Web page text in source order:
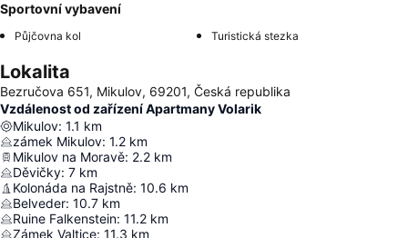
Sportovní vybavení
Půjčovna kol Turistická stezka
Lokalita
Bezručova 651, Mikulov, 69201, Česká republika
Vzdálenost od zařízení Apartmany Volarik
Mikulov: 1.1 km
zámek Mikulov: 1.2 km
Mikulov na Moravě: 2.2 km
Děvičky: 7 km
Kolonáda na Rajstně: 10.6 km
Belveder: 10.7 km
Ruine Falkenstein: 11.2 km
Zámek Valtice: 11.3 km